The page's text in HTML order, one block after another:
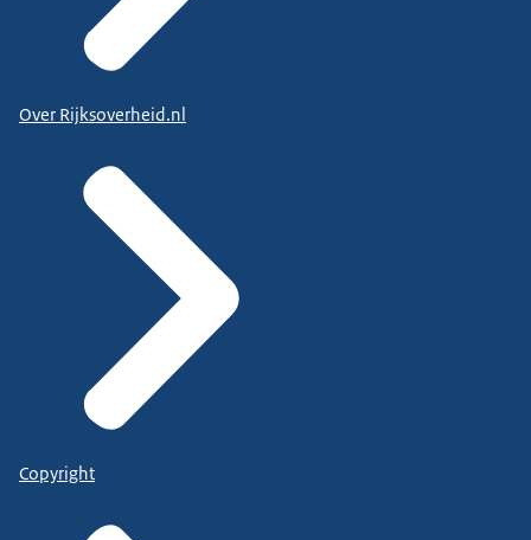
Over Rijksoverheid.nl
Copyright